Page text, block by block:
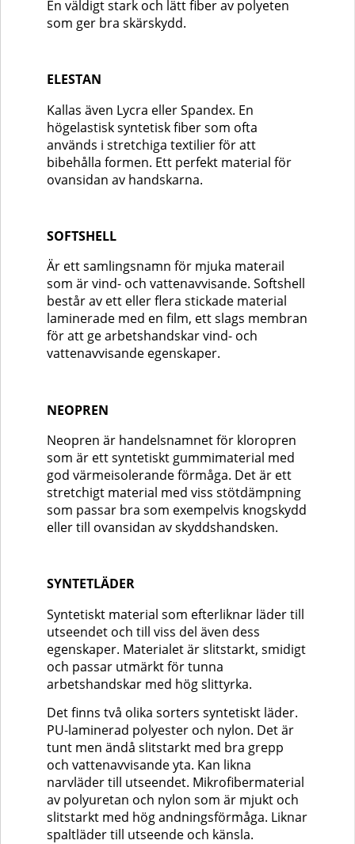
En väldigt stark och lätt fiber av polyeten
som ger bra skärskydd.
ELESTAN
Kallas även Lycra eller Spandex. En
högelastisk syntetisk fiber som ofta
används i stretchiga textilier för att
bibehålla formen. Ett perfekt material för
ovansidan av handskarna.
SOFTSHELL
Är ett samlingsnamn för mjuka materail
som är vind- och vattenavvisande. Softshell
består av ett eller flera stickade material
laminerade med en film, ett slags membran
för att ge arbetshandskar vind- och
vattenavvisande egenskaper.
NEOPREN
Neopren är handelsnamnet för kloropren
som är ett syntetiskt gummimaterial med
god värmeisolerande förmåga. Det är ett
stretchigt material med viss stötdämpning
som passar bra som exempelvis knogskydd
eller till ovansidan av skyddshandsken.
SYNTETLÄDER
Syntetiskt material som efterliknar läder till
utseendet och till viss del även dess
egenskaper. Materialet är slitstarkt, smidigt
och passar utmärkt för tunna
arbetshandskar med hög slittyrka.
Det finns två olika sorters syntetiskt läder.
PU-laminerad polyester och nylon. Det är
tunt men ändå slitstarkt med bra grepp
och vattenavvisande yta. Kan likna
narvläder till utseendet. Mikrofibermaterial
av polyuretan och nylon som är mjukt och
slitstarkt med hög andningsförmåga. Liknar
spaltläder till utseende och känsla.